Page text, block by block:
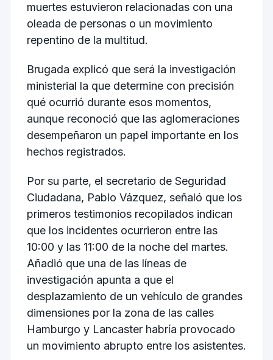
muertes estuvieron relacionadas con una
oleada de personas o un movimiento
repentino de la multitud.
Brugada explicó que será la investigación
ministerial la que determine con precisión
qué ocurrió durante esos momentos,
aunque reconoció que las aglomeraciones
desempeñaron un papel importante en los
hechos registrados.
Por su parte, el secretario de Seguridad
Ciudadana, Pablo Vázquez, señaló que los
primeros testimonios recopilados indican
que los incidentes ocurrieron entre las
10:00 y las 11:00 de la noche del martes.
Añadió que una de las líneas de
investigación apunta a que el
desplazamiento de un vehículo de grandes
dimensiones por la zona de las calles
Hamburgo y Lancaster habría provocado
un movimiento abrupto entre los asistentes.